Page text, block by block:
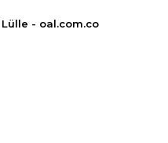
- oal.com.co